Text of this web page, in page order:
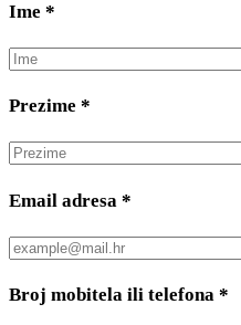
Ime *
Prezime *
Email adresa *
Broj mobitela ili telefona *